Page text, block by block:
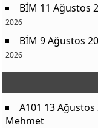
BİM 11 Ağustos
2026
BİM 9 Ağustos
2026
A101 13
Mehmet